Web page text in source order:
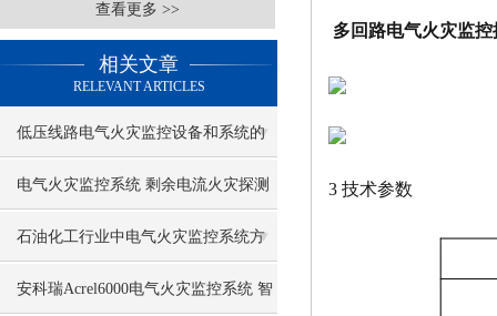
查看更多 >>
相关文章
RELEVANT ARTICLES
低压线路电气火灾监控设备和系统的
配置
电气火灾监控系统 剩余电流火灾探测
器
石油化工行业中电气火灾监控系统方
案介绍
安科瑞Acrel6000电气火灾监控系统 智
多回路电气火灾监
3 技术参数